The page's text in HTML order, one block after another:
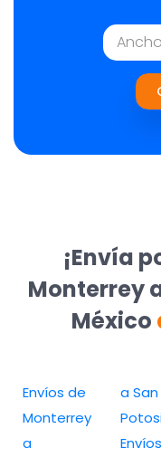
¡Envía
Monterrey
México
Envíos de
Monterrey
a
a San